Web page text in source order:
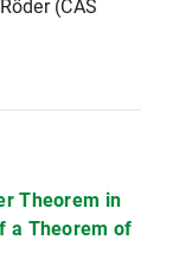
(CAS
Theorem in
a Theorem of